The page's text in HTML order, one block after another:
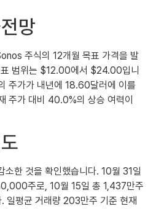
망
주식의 12개월 목표 가격을 발
범위는 $12.00에서 $24.00입니
주가가 내년에 18.60달러에 이를
주가 대비 40.0%의 상승 여력이
소한 것을 확인했습니다. 10월 31일
주로, 10월 15일 총 1,437만주
일평균 거래량 203만주 기준 현재